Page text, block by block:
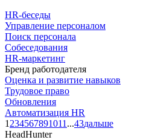
HR-беседы
Управление персоналом
Поиск персонала
Собеседования
HR-маркетинг
Бренд работодателя
Оценка и развитие навыков
Трудовое право
Обновления
Автоматизация HR
1 234567891011 ...43дальше
HeadHunter